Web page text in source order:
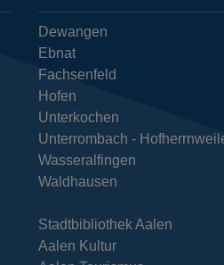
Dewangen
Ebnat
Fachsenfeld
Hofen
Unterkochen
Unterrombach -
Wasseralfingen
Waldhausen
Stadtbibliothek Aalen
Aalen Kultur